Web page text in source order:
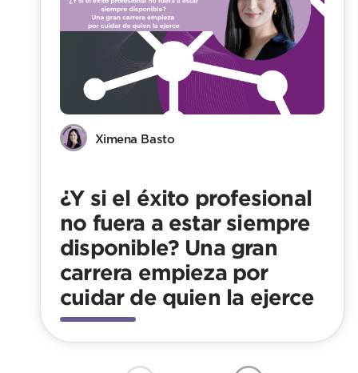
Ximena Basto
¿Y si el éxito profesional
no fuera a estar siempre
disponible? Una gran
carrera empieza por
cuidar de quien la ejerce